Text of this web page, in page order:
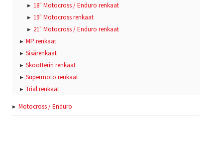
18" Motocross / Enduro renkaat
19" Motocross renkaat
21" Motocross / Enduro renkaat
MP renkaat
Sisärenkaat
Skootterin renkaat
Supermoto renkaat
Trial renkaat
Motocross / Enduro